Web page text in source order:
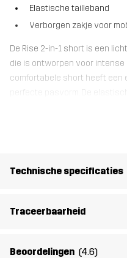
Elastische tailleband
Verborgen zakje voor
De Rise 2-in-1 short is een
die is ontworpen voor
comfortabele short heeft een
heeft een zijzak met rits en
is 171 cm en draagt
Pasvorm
Technische specificaties
Traceerbaarheid
Beoordelingen (4.6)